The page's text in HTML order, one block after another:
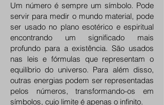
Um número é sempre um símbolo. Pode
servir para medir o mundo material, pode
ser usado no plano esotérico e espiritual
encontrando um significado mais
profundo para a existência. São usados
nas leis e fórmulas que representam o
equilíbrio do universo. Para além disso,
outras energias podem ser representadas
pelos números, transformando-os em
símbolos, cujo limite é apenas o infinito.